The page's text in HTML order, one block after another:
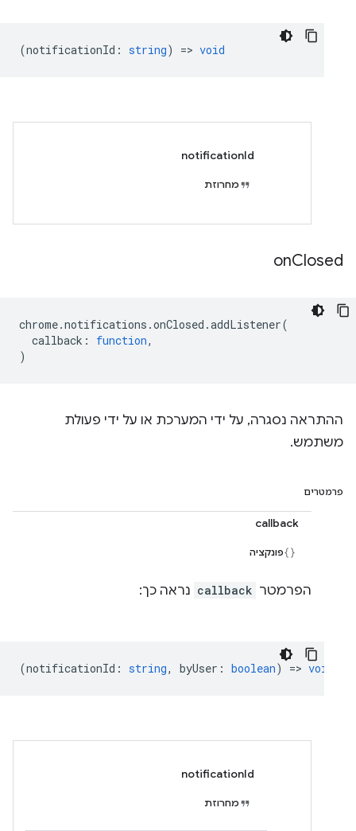
(notificationId : string) => void
notificationId
מחרוזת
onClosed
chrome.notifications .onClosed .addListener(
callback : function,
)
ההתראה נסגרה, על ידי המערכת או על ידי פעולת
משתמש.
פרמטרים
callback
פונקציה
הפרמטר callback נראה כך:
(notificationId : string, byUser : boolean) => void
notificationId
מחרוזת